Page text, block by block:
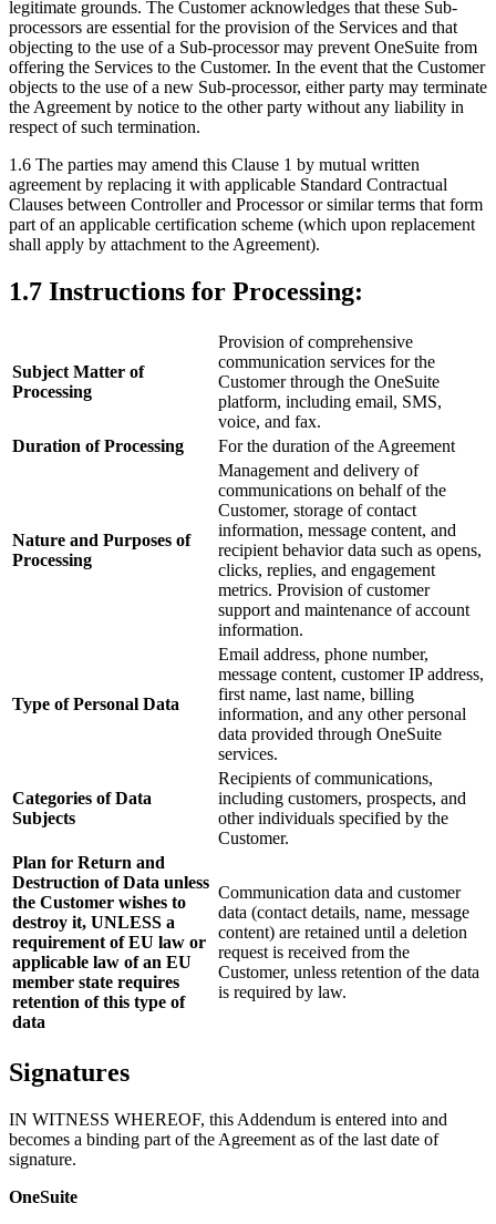
legitimate grounds. The Customer acknowledges that these Sub-
processors are essential for the provision of the Services and that
objecting to the use of a Sub-processor may prevent OneSuite from
offering the Services to the Customer. In the event that the Customer
objects to the use of a new Sub-processor, either party may terminate
the Agreement by notice to the other party without any liability in
respect of such termination.
1.6 The parties may amend this Clause 1 by mutual written
agreement by replacing it with applicable Standard Contractual
Clauses between Controller and Processor or similar terms that form
part of an applicable certification scheme (which upon replacement
shall apply by attachment to the Agreement).
1.7 Instructions for Processing:
Subject Matter of
Processing
Provision of comprehensive
communication services for the
Customer through the OneSuite
platform, including email, SMS,
voice, and fax.
Duration of Processing
For the duration of the Agreement
Nature and Purposes of
Processing
Management and delivery of
communications on behalf of the
Customer, storage of contact
information, message content, and
recipient behavior data such as opens,
clicks, replies, and engagement
metrics. Provision of customer
support and maintenance of account
information.
Type of Personal Data
Email address, phone number,
message content, customer IP address,
first name, last name, billing
information, and any other personal
data provided through OneSuite
services.
Categories of Data
Subjects
Recipients of communications,
including customers, prospects, and
other individuals specified by the
Customer.
Plan for Return and
Destruction of Data unless
the Customer wishes to
destroy it, UNLESS a
requirement of EU law or
applicable law of an EU
member state requires
retention of this type of
data
Communication data and customer
data (contact details, name, message
content) are retained until a deletion
request is received from the
Customer, unless retention of the data
is required by law.
Signatures
IN WITNESS WHEREOF, this Addendum is entered into and
becomes a binding part of the Agreement as of the last date of
signature.
OneSuite